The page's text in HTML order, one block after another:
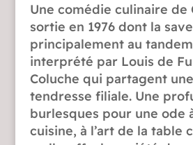
Une comédie culinaire de
sortie en 1976 dont la
principalement au
interprété par Louis de
Coluche qui partagent
tendresse filiale. Une
burlesques pour une ode
cuisine, à l’art de la table